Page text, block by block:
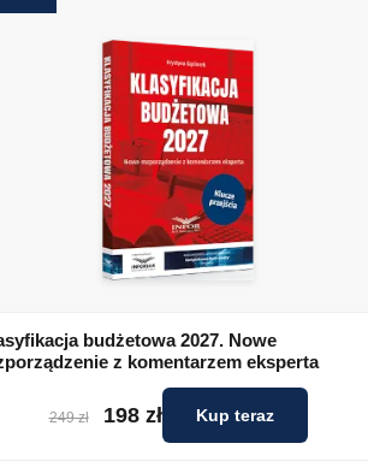
budżetowa 2027. Nowe
z komentarzem eksperta
249 zł 198 zł Kup teraz